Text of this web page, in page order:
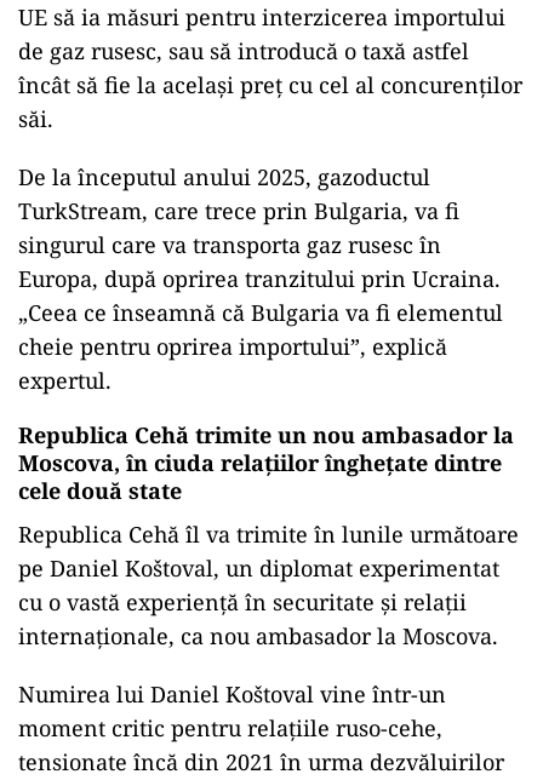
UE să ia măsuri pentru interzicerea importului
de gaz rusesc, sau să introducă o taxă astfel
încât să fie la același preț cu cel al concurenților
săi.
De la începutul anului 2025, gazoductul
TurkStream, care trece prin Bulgaria, va fi
singurul care va transporta gaz rusesc în
Europa, după oprirea tranzitului prin Ucraina.
„Ceea ce înseamnă că Bulgaria va fi elementul
cheie pentru oprirea importului”, explică
expertul.
Republica Cehă trimite un nou ambasador la
Moscova, în ciuda relațiilor înghețate dintre
cele două state
Republica Cehă îl va trimite în lunile următoare
pe Daniel Koštoval, un diplomat experimentat
cu o vastă experiență în securitate și relații
internaționale, ca nou ambasador la Moscova.
Numirea lui Daniel Koštoval vine într-un
moment critic pentru relațiile ruso-cehe,
tensionate încă din 2021 în urma dezvăluirilor